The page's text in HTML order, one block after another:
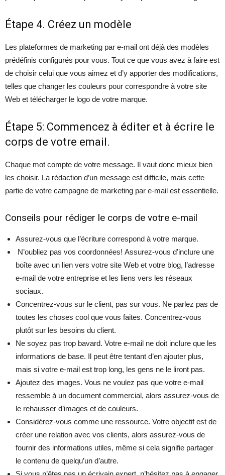
Étape 4. Créez un modèle
Les plateformes de marketing par e-mail ont déjà des modèles
prédéfinis configurés pour vous. Tout ce que vous avez à faire est
de choisir celui que vous aimez et d’y apporter des modifications,
telles que changer les couleurs pour correspondre à votre site
Web et télécharger le logo de votre marque.
Étape 5: Commencez à éditer et à écrire le
corps de votre email.
Chaque mot compte de votre message. Il vaut donc mieux bien
les choisir. La rédaction d’un message est difficile, mais cette
partie de votre campagne de marketing par e-mail est essentielle.
Conseils pour rédiger le corps de votre e-mail
Assurez-vous que l’écriture correspond à votre marque.
N’oubliez pas vos coordonnées! Assurez-vous d’inclure une
boîte avec un lien vers votre site Web et votre blog, l’adresse
e-mail de votre entreprise et les liens vers les réseaux
sociaux.
Concentrez-vous sur le client, pas sur vous. Ne parlez pas de
toutes les choses cool que vous faites. Concentrez-vous
plutôt sur les besoins du client.
Ne soyez pas trop bavard. Votre e-mail ne doit inclure que les
informations de base. Il peut être tentant d’en ajouter plus,
mais si votre e-mail est trop long, les gens ne le liront pas.
Ajoutez des images. Vous ne voulez pas que votre e-mail
ressemble à un document commercial, alors assurez-vous de
le rehausser d’images et de couleurs.
Considérez-vous comme une ressource. Votre objectif est de
créer une relation avec vos clients, alors assurez-vous de
fournir des informations utiles, même si cela signifie partager
le contenu de quelqu’un d’autre.